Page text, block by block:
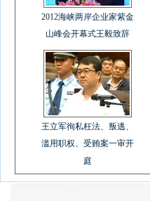
2012海峡两岸企业家紫金
山峰会开幕式王毅致辞
王立军徇私枉法、叛逃、
滥用职权、受贿案一审开
庭